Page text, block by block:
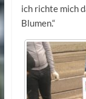
ich richte mich
Blumen.“